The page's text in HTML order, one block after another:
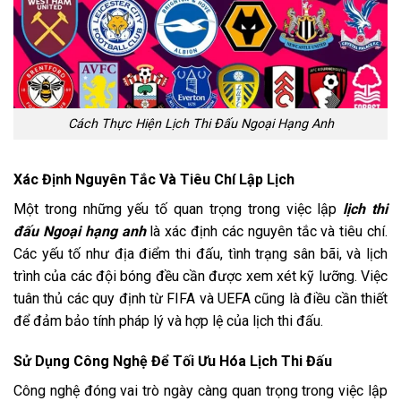
Cách Thực Hiện Lịch Thi Đấu Ngoại Hạng Anh
Xác Định Nguyên Tắc Và Tiêu Chí Lập Lịch
Một trong những yếu tố quan trọng trong việc lập lịch thi
đấu Ngoại hạng anh là xác định các nguyên tắc và tiêu chí.
Các yếu tố như địa điểm thi đấu, tình trạng sân bãi, và lịch
trình của các đội bóng đều cần được xem xét kỹ lưỡng. Việc
tuân thủ các quy định từ FIFA và UEFA cũng là điều cần thiết
để đảm bảo tính pháp lý và hợp lệ của lịch thi đấu.
Sử Dụng Công Nghệ Để Tối Ưu Hóa Lịch Thi Đấu
Công nghệ đóng vai trò ngày càng quan trọng trong việc lập